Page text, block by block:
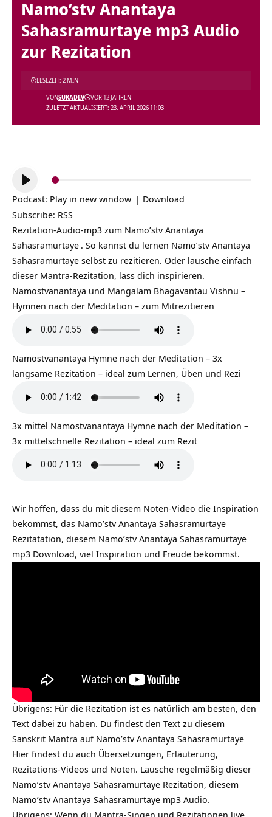
Namo’stv Anantaya
Sahasramurtaye mp3 Audio
zur Rezitation
ZULETZT AKTUALISIERT: 23. APRIL 2026 11:03
VONSUKADEV VOR 12 JAHREN
LESEZEIT: 2 MIN
Audio-
Player
Podcast: Play in new window | Download
Subscribe: RSS
Rezitation-Audio-mp3 zum Namo’stv Anantaya
Sahasramurtaye . So kannst du lernen Namo’stv Anantaya
Sahasramurtaye selbst zu rezitieren. Oder lausche einfach
dieser Mantra-Rezitation, lass dich inspirieren.
Namostvanantaya und Mangalam Bhagavantau Vishnu –
Hymnen nach der Meditation – zum Mitrezitieren
Namostvanantaya Hymne nach der Meditation – 3x
langsame Rezitation – ideal zum Lernen, Üben und Rezi
3x mittel Namostvanantaya Hymne nach der Meditation –
3x mittelschnelle Rezitation – ideal zum Rezit
Wir hoffen, dass du mit diesem Noten-Video die Inspiration
bekommst, das Namo’stv Anantaya Sahasramurtaye
Rezitatation, diesem Namo’stv Anantaya Sahasramurtaye
mp3 Download, viel Inspiration und Freude bekommst.
Übrigens: Für die Rezitation ist es natürlich am besten, den
Text dabei zu haben. Du findest den Text zu diesem
Sanskrit Mantra auf Namo’stv Anantaya Sahasramurtaye
Hier findest du auch Übersetzungen, Erläuterung,
Rezitations-Videos und Noten. Lausche regelmäßig dieser
Namo’stv Anantaya Sahasramurtaye Rezitation, diesem
Namo’stv Anantaya Sahasramurtaye mp3 Audio.